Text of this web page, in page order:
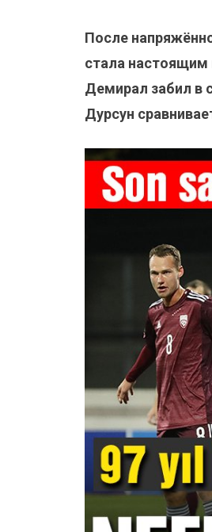
После
стала
Демирал забил в
Дурсун